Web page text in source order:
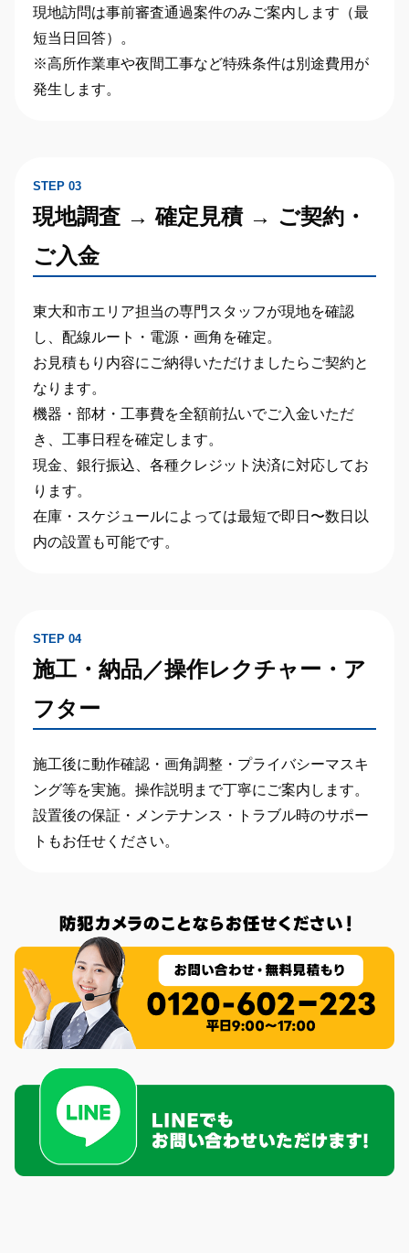
現地訪問は事前審査通過案件のみご案内します（最
短当日回答）。
※高所作業車や夜間工事など特殊条件は別途費用が
発生します。
STEP 03
現地調査 → 確定見積 → ご契約・
ご入金
東大和市エリア担当の専門スタッフが現地を確認
し、配線ルート・電源・画角を確定。
お見積もり内容にご納得いただけましたらご契約と
なります。
機器・部材・工事費を全額前払いでご入金いただ
き、工事日程を確定します。
現金、銀行振込、各種クレジット決済に対応してお
ります。
在庫・スケジュールによっては最短で即日〜数日以
内の設置 も可能です。
STEP 04
施工・納品／操作レクチャー・ア
フター
施工後に動作確認・画角調整・プライバシーマスキ
ング等を実施。操作説明まで丁寧にご案内します。
設置後の保証・メンテナンス・トラブル時のサポー
トもお任せください。